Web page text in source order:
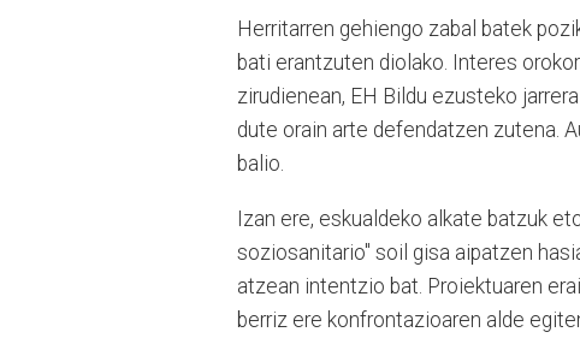
Herritarren gehiengo zabal batek
bati erantzuten diolako. Interes
zirudienean, EH Bildu ezusteko
dute orain arte defendatzen zutena.
balio.
Izan ere, eskualdeko alkate batzuk
soziosanitario" soil gisa aipatzen
atzean intentzio bat. Proiektuaren
berriz ere konfrontazioaren alde